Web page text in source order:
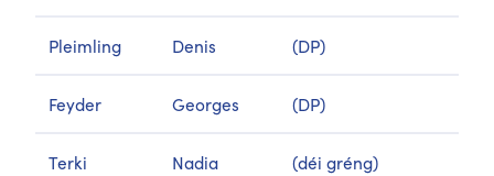
Pleimling Denis (DP)
Feyder Georges (DP)
Terki Nadia (déi gréng)